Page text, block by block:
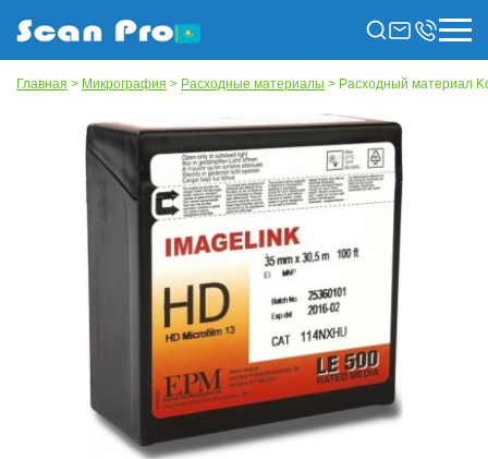
Главная > Микрография > Расходные материалы > Расходный материал